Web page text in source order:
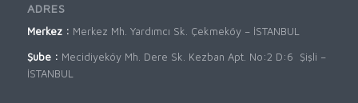
ADRES
Merkez : Merkez Mh. Yardımcı Sk. Çekmeköy – İSTANBUL
Şube : Mecidiyeköy Mh. Dere Sk. Kezban Apt. No:2 D:6 Şişli –
İSTANBUL